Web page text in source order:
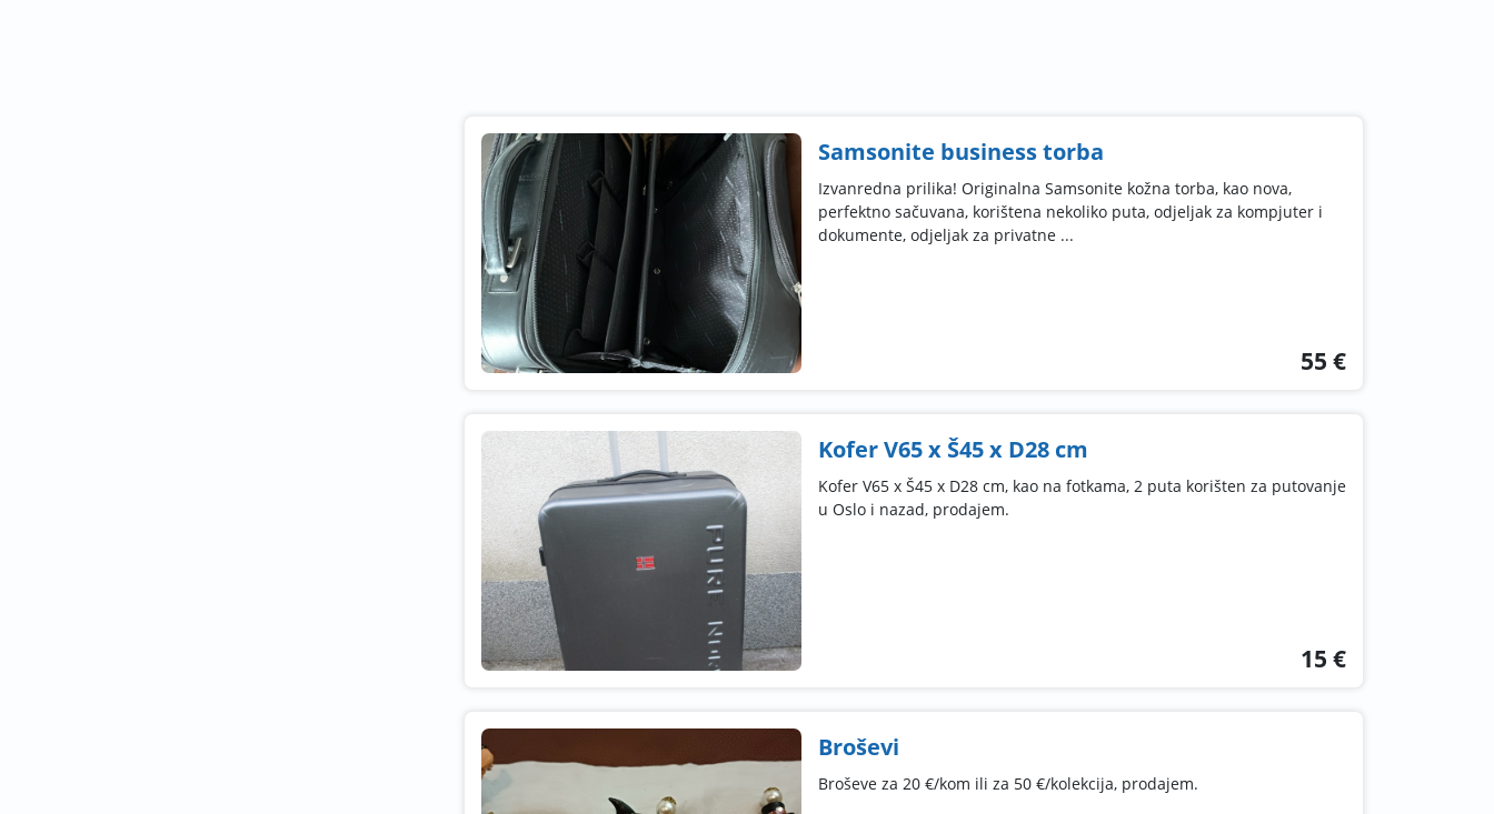
Samsonite business torba
Izvanredna prilika! Originalna Samsonite kožna torba, kao nova,
perfektno sačuvana, korištena nekoliko puta, odjeljak za kompjuter i
dokumente, odjeljak za privatne ...
55 €
Kofer V65 x Š45 x D28 cm
Kofer V65 x Š45 x D28 cm, kao na fotkama, 2 puta korišten za putovanje
u Oslo i nazad, prodajem.
15 €
Broševi
Broševe za 20 €/kom ili za 50 €/kolekcija, prodajem.